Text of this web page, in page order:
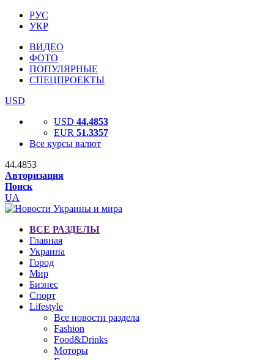
РУС
УКР
ВИДЕО
ФОТО
ПОПУЛЯРНЫЕ
СПЕЦПРОЕКТЫ
USD
USD 44.4853
EUR 51.3357
Все курсы валют
44.4853
Авторизация
Поиск
UA
ВСЕ РАЗДЕЛЫ
Главная
Украина
Город
Мир
Бизнес
Спорт
Lifestyle
Все новости раздела
Fashion
Food&Drinks
Моторы